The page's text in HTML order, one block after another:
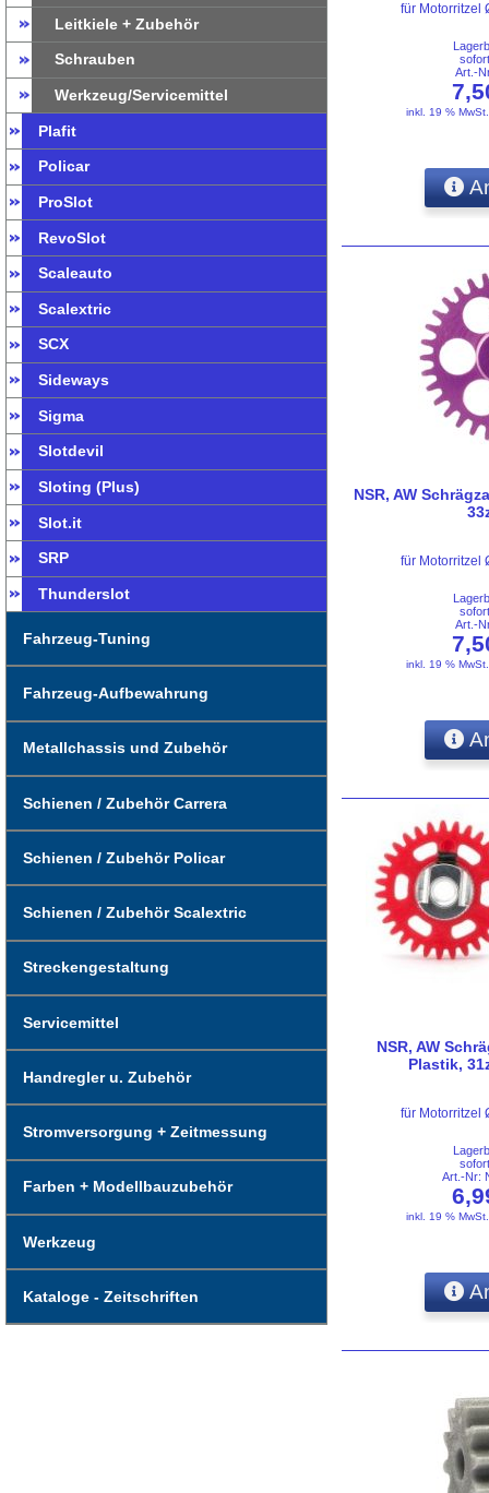
Leitkiele + Zubehör
Schrauben
Werkzeug/Servicemittel
Plafit
Policar
ProSlot
RevoSlot
Scaleauto
Scalextric
SCX
Sideways
Sigma
Slotdevil
Sloting (Plus)
Slot.it
SRP
Thunderslot
Fahrzeug-Tuning
Fahrzeug-Aufbewahrung
Metallchassis und Zubehör
Schienen / Zubehör Carrera
Schienen / Zubehör Policar
Schienen / Zubehör Scalextric
Streckengestaltung
Servicemittel
Handregler u. Zubehör
Stromversorgung + Zeitmessung
Farben + Modellbauzubehör
Werkzeug
Kataloge - Zeitschriften
für Motorritzel
Art.-
inkl. 19 %
NSR, AW
für Motorritzel
Art.-
inkl. 19 %
NSR, AW
Plastik,
für Motorritzel
Art.-Nr:
inkl. 19 %